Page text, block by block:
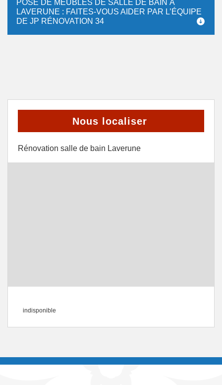
POSE DE MEUBLES DE SALLE DE BAIN À
LAVERUNE : FAITES-VOUS AIDER PAR L’ÉQUIPE
DE JP RÉNOVATION 34
Nous localiser
Rénovation salle de bain Laverune
indisponible